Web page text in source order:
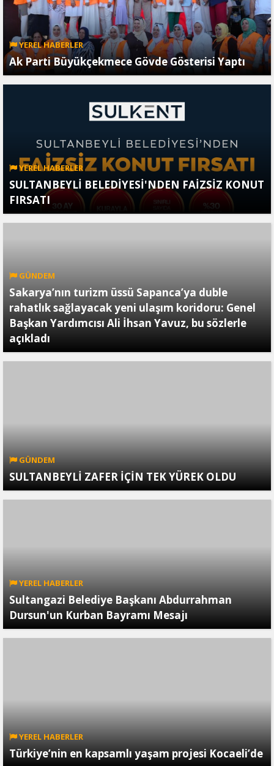
YEREL HABERLER
Ak Parti Büyükçekmece Gövde Gösterisi Yaptı
YEREL HABERLER
SULTANBEYLİ BELEDİYESİ'NDEN FAİZSİZ KONUT
FIRSATI
GÜNDEM
Sakarya’nın turizm üssü Sapanca’ya duble
rahatlık sağlayacak yeni ulaşım koridoru: Genel
Başkan Yardımcısı Ali İhsan Yavuz, bu sözlerle
açıkladı
GÜNDEM
SULTANBEYLİ ZAFER İÇİN TEK YÜREK OLDU
YEREL HABERLER
Sultangazi Belediye Başkanı Abdurrahman
Dursun'un Kurban Bayramı Mesajı
YEREL HABERLER
Türkiye’nin en kapsamlı yaşam projesi Kocaeli’de